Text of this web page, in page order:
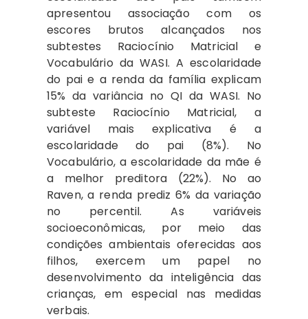
apresentou associação com os
escores brutos alcançados nos
subtestes Raciocínio Matricial e
Vocabulário da WASI. A escolaridade
do pai e a renda da família explicam
15% da variância no QI da WASI. No
subteste Raciocínio Matricial, a
variável mais explicativa é a
escolaridade do pai (8%). No
Vocabulário, a escolaridade da mãe é
a melhor preditora (22%). No ao
Raven, a renda prediz 6% da variação
no percentil. As variáveis
socioeconômicas, por meio das
condições ambientais oferecidas aos
filhos, exercem um papel no
desenvolvimento da inteligência das
crianças, em especial nas medidas
verbais.